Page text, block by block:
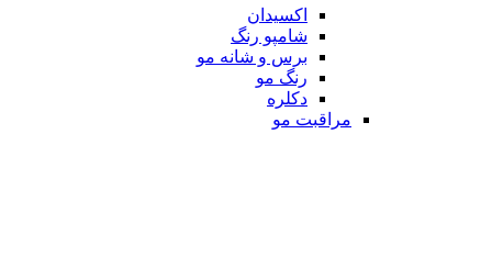
اکسیدان
شامپو رنگ
برس و شانه مو
رنگ مو
دکلره
مراقبت مو